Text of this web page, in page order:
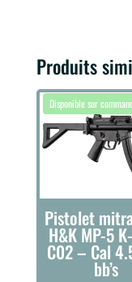
Produits
Pistolet
H&K MP-5
C02 – Cal
bb’s